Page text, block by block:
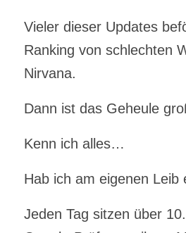
Vieler dieser Updates
Ranking von schlechten
Nirvana.
Dann ist das Geheule
Kenn ich alles…
Hab ich am eigenen Leib
Jeden Tag sitzen über